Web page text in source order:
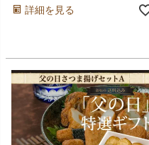
詳細を見る